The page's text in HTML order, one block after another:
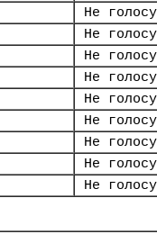
Не
Не
Не
Не
Не
Не
Не
Не
Не